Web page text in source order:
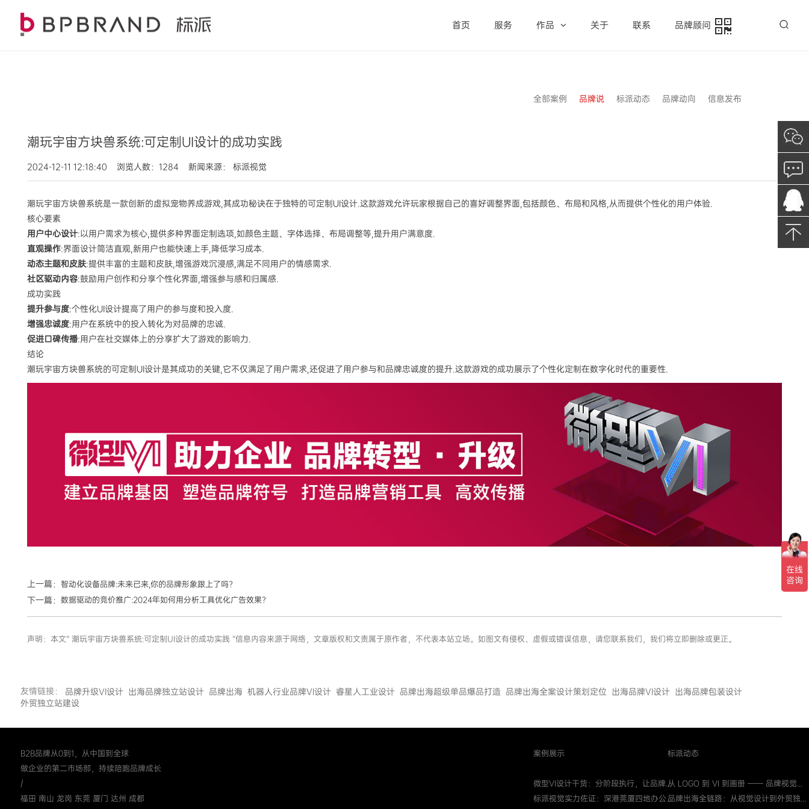
首页 服务 作品 关于 联系 品牌顾问
全部案例 品牌说 标派动态 品牌动向 信息发布
潮玩宇宙方块兽系统:可定制UI设计的成功实践
2024-12-11 12:18:40 浏览人数：1284 新闻来源： 标派视觉
潮玩宇宙方块兽系统是一款创新的虚拟宠物养成游戏,其成功秘诀在于独特的可定制UI设计.这款游戏允许玩家根据自己的喜好调整界面,包括颜色、布局和风格,从而提供个性化的用户体验.
核心要素
用户中心设计:以用户需求为核心,提供多种界面定制选项,如颜色主题、字体选择、布局调整等,提升用户满意度.
直观操作:界面设计简洁直观,新用户也能快速上手,降低学习成本.
动态主题和皮肤:提供丰富的主题和皮肤,增强游戏沉浸感,满足不同用户的情感需求.
社区驱动内容:鼓励用户创作和分享个性化界面,增强参与感和归属感.
成功实践
提升参与度:个性化UI设计提高了用户的参与度和投入度.
增强忠诚度:用户在系统中的投入转化为对品牌的忠诚.
促进口碑传播:用户在社交媒体上的分享扩大了游戏的影响力.
结论
潮玩宇宙方块兽系统的可定制UI设计是其成功的关键,它不仅满足了用户需求,还促进了用户参与和品牌忠诚度的提升.这款游戏的成功展示了个性化定制在数字化时代的重要性.
上一篇： 智动化设备品牌:未来已来,你的品牌形象跟上了吗?
下一篇： 数据驱动的竞价推广:2024年如何用分析工具优化广告效果?
声明：本文“ 潮玩宇宙方块兽系统:可定制UI设计的成功实践 ”信息内容来源于网络，文章版权和文责属于原作者，不代表本站立场。如图文有侵权、虚假或错误信息，请您联系我们，我们将立即删除或更正。
友情链接： 品牌升级VI设计 出海品牌独立站设计 品牌出海 机器人行业品牌VI设计 睿星人工业设计 品牌出海超级单品爆品打造 品牌出海全案设计策划定位 出海品牌VI设计 出海品牌包装设计
外贸独立站建设
B2B品牌从0到1，从中国到全球
做企业的第二市场部，持续陪跑品牌成长
/
福田 南山 龙岗 东莞 厦门 达州 成都
案例展示
微型VI设计干货：分阶段执行，让品牌...
标派视觉实力佐证：深港莞厦四地办公...
标派动态
从 LOGO 到 VI 到画册 —— 品牌视觉...
品牌出海全链路：从视觉设计到外贸独...